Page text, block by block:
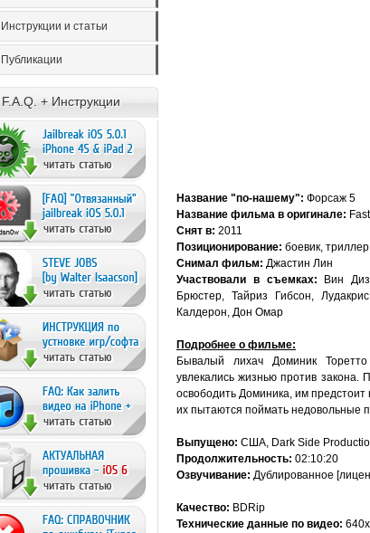
Инструкции и статьи
Публикации
F.A.Q. + Инструкции
Название "по-нашему": Форсаж 5
Название фильма в оригинале:
Снят в: 2011
Позиционирование: боевик,
Снимал фильм: Джастин Лин
Участвовали в съемках:
Вин
Брюстер, Тайриз Гибсон,
Калдерон, Дон Омар
Подробнее о фильме:
Бывалый лихач Доминик
увлекались жизнью против закона.
освободить Доминика, им предстоит
их пытаются поймать недовольные
Выпущено: США, Dark Side
Продолжительность: 02:10:20
Озвучивание: Дублированное
Качество: BDRip
Технические данные по видео: